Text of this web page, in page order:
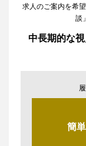
求人のご案内を希
談
中長期的な
簡